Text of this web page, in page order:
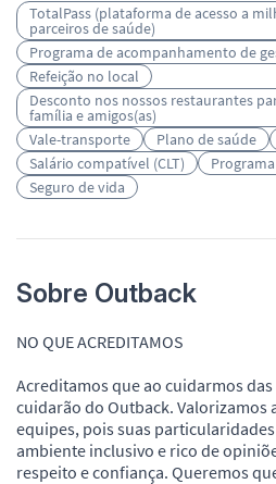
TotalPass (plataforma de acesso a
parceiros de saúde)
Programa de acompanhamento de
Refeição no local
Desconto nos nossos restaurantes
família e amigos(as)
Vale-transporte
Plano de saúde
Salário compatível (CLT)
Seguro de vida
Sobre Outback
NO QUE ACREDITAMOS
Acreditamos que ao cuidarmos das
cuidarão do Outback. Valorizamos
equipes, pois suas
ambiente inclusivo e rico de
respeito e confiança. Queremos